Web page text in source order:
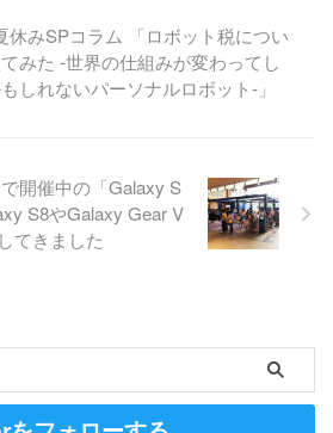
休みSPコラム 「ロボット税につい
みた -世界の仕組みが変わってし
しれないパーソナルロボット-」
開催中の「Galaxy S
S8やGalaxy Gear V
てきました